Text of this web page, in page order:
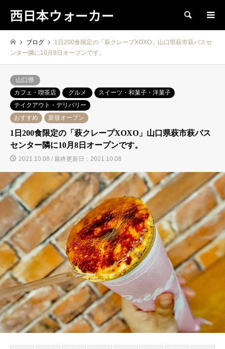
西日本ウォーカー 検索
ブログ
1日200食限定の「萩クレープXOXO」山口県萩市萩バスセ
ンター隣に10月8日オープンです。
山口県
カフェ・喫茶店
グルメ
スイーツ・和菓子・洋菓子
テイクアウト・デリバリー
おすすめ
新規オープン
1日200食限定の「萩クレープXOXO」山口県萩市萩バス
センター隣に10月8日オープンです。
2021.10.08 / 最終更新日：2021.10.08